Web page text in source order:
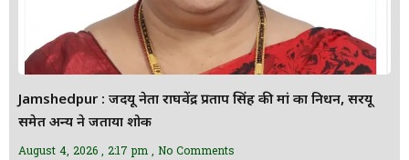
Jamshedpur : जदयू नेता राघवेंद्र प्रताप सिंह की मां का निधन, सरयू
समेत अन्य ने जताया शोक
August 4, 2026 2:17 pm No Comments